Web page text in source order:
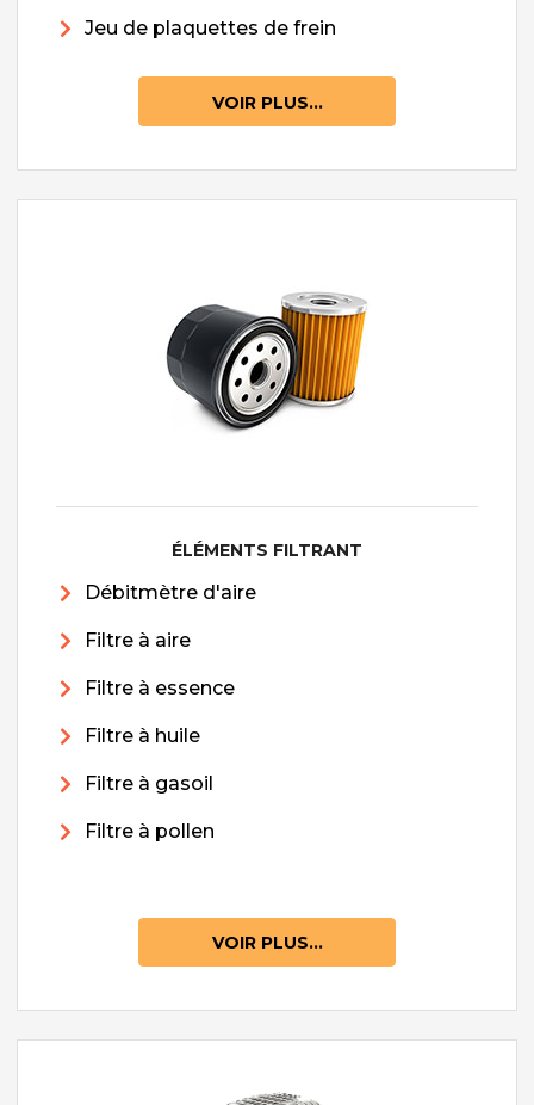
Jeu de plaquettes de frein
VOIR PLUS...
ÉLÉMENTS FILTRANT
Débitmètre d'aire
Filtre à aire
Filtre à essence
Filtre à huile
Filtre à gasoil
Filtre à pollen
VOIR PLUS...